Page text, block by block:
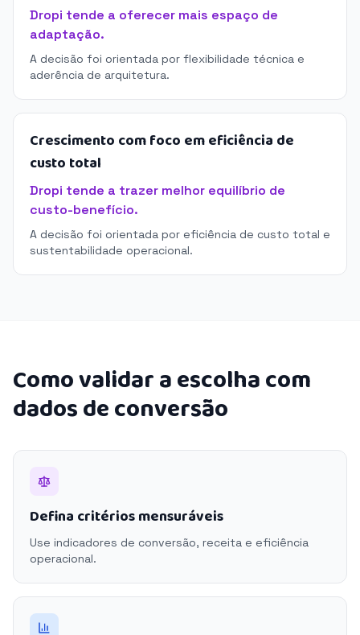
Dropi tende a oferecer mais espaço de
adaptação.
A decisão foi orientada por flexibilidade técnica e
aderência de arquitetura.
Crescimento com foco em eficiência de
custo total
Dropi tende a trazer melhor equilíbrio de
custo-benefício.
A decisão foi orientada por eficiência de custo total e
sustentabilidade operacional.
Como validar a escolha com
dados de conversão
Defina critérios mensuráveis
Use indicadores de conversão, receita e eficiência
operacional.